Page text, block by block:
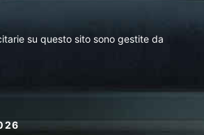
su questo sito sono gestite da